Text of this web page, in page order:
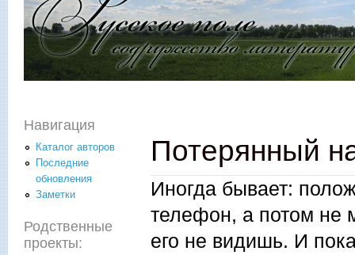
Потерянный
Иногда бывает:
телефон, а потом не
его не видишь. И
Навигация
Каталог авторов
Последние
обновления
Заметки
Родственные
проекты: